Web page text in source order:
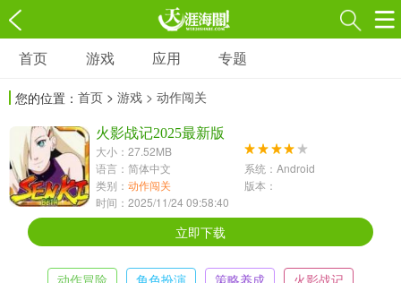
游戏
3697款应用
1597款应用
休闲益智
13387款应用
2196款应用
首页 游戏 应用 专题
您的位置： 首页 > 游戏 > 动作闯关
火影战记2025最新版
大小：27.52MB
语言：简体中文
系统：Android
类别： 动作闯关
版本：
时间：2025/11/24 09:58:40
立即下载
动作冒险 角色扮演 策略养成
火影战记